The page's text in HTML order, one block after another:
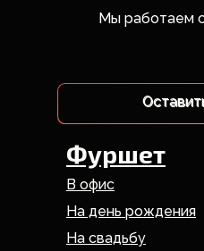
Мы работаем
Фуршет
В офис
На свадьбу
На день рождения